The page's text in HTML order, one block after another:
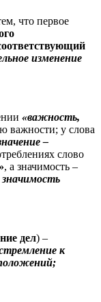
что первое
изменение
«важность,
важности; у слова
–
слово
, а значимость –
значимость
дел) –
к